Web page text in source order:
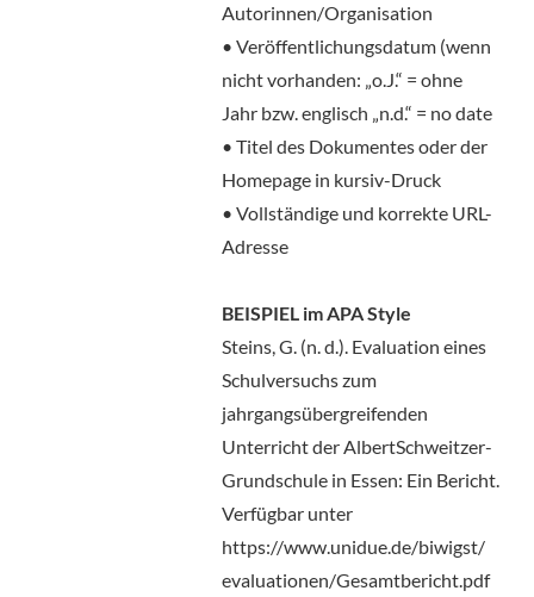
Autorinnen/Organisation
• Veröffentlichungsdatum (wenn
nicht vorhanden: „o.J.“ = ohne
Jahr bzw. englisch „n.d.“ = no date
• Titel des Dokumentes oder der
Homepage in kursiv-Druck
• Vollständige und korrekte URL-
Adresse
BEISPIEL im APA Style
Steins, G. (n. d.). Evaluation eines
Schulversuchs zum
jahrgangsübergreifenden
Unterricht der AlbertSchweitzer-
Grundschule in Essen: Ein Bericht.
Verfügbar unter
https://www.unidue.de/biwigst/
evaluationen/Gesamtbericht.pdf